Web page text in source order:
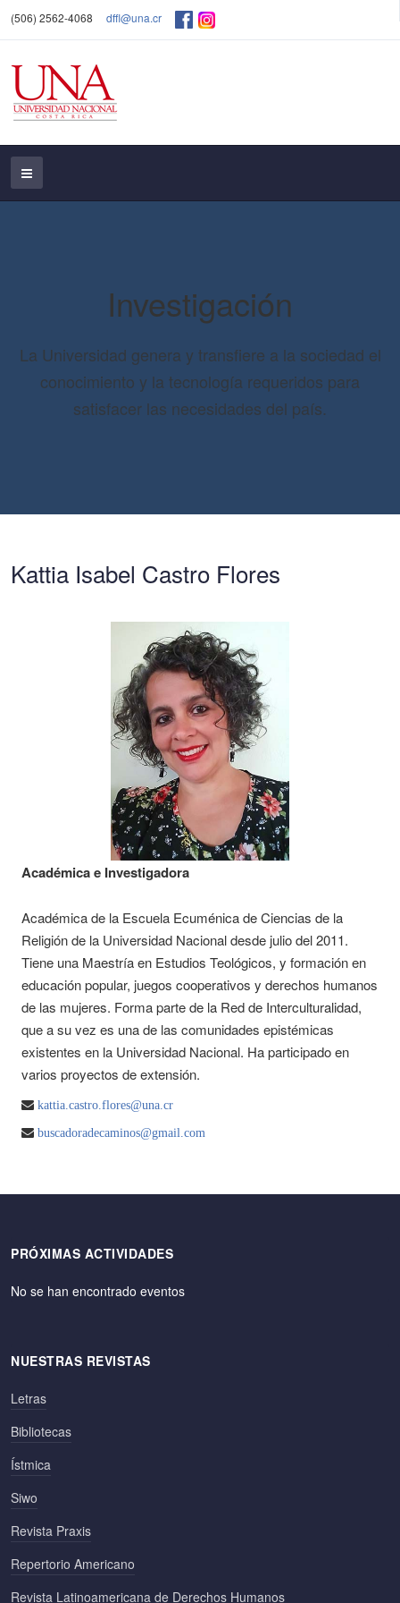
(506) 2562-4068 dffl@una.cr
Investigación
La Universidad genera y transfiere a la sociedad el
conocimiento y la tecnología requeridos para
satisfacer las necesidades del país.
Kattia Isabel Castro Flores
Académica e Investigadora
Académica de la Escuela Ecuménica de Ciencias de la
Religión de la Universidad Nacional desde julio del 2011.
Tiene una Maestría en Estudios Teológicos, y formación en
educación popular, juegos cooperativos y derechos humanos
de las mujeres. Forma parte de la Red de Interculturalidad,
que a su vez es una de las comunidades epistémicas
existentes en la Universidad Nacional. Ha participado en
varios proyectos de extensión.
kattia.castro.flores@una.cr
buscadoradecaminos@gmail.com
PRÓXIMAS ACTIVIDADES
No se han encontrado eventos
NUESTRAS REVISTAS
Letras
Bibliotecas
Ístmica
Siwo
Revista Praxis
Repertorio Americano
Revista Latinoamericana de Derechos Humanos